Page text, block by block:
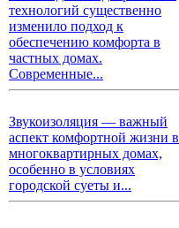
технологий существенно
изменило подход к
обеспечению комфорта в
частных домах.
Современные...
Звукоизоляция — важный
аспект комфортной жизни в
многоквартирных домах,
особенно в условиях
городской суеты и...